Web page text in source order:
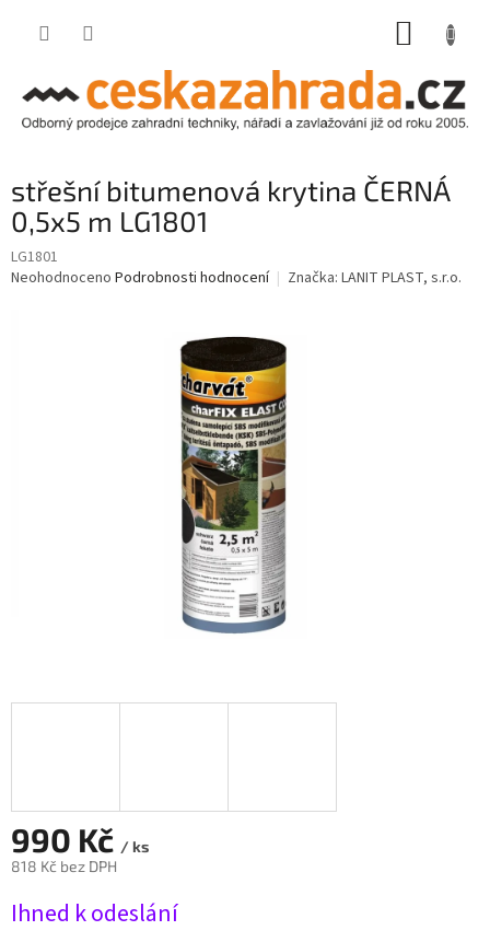
střešní bitumenová krytina ČERNÁ
0,5x5 m LG1801
LG1801
Průměrné
Neohodnoceno Podrobnosti hodnocení Značka: LANIT PLAST, s.r.o.
990 Kč / ks
818 Kč bez DPH
cena:
Ihned k odeslání